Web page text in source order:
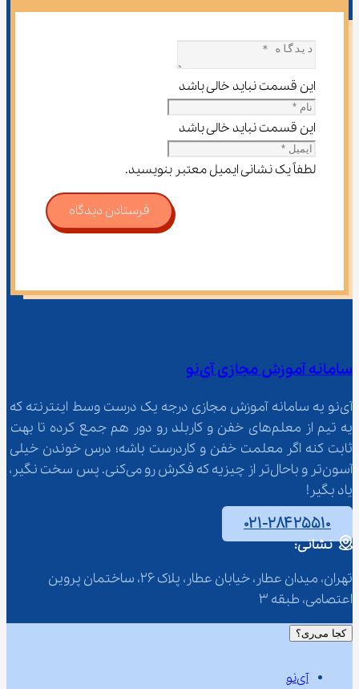
این قسمت نباید خالی باشد
این قسمت نباید خالی باشد
لطفاً یک نشانی ایمیل معتبر بنویسید.
فرستادن دیدگاه
سامانه آموزش مجازی آی‌نو
آی‌نو یه سامانه آموزش مجازی درجه یک درست وسط اینترنته که
یه تیم از معلم‌‌های خفن و کاربلد رو دور هم جمع کرده تا بهت
ثابت کنه اگر معلمت خفن و کاردرست باشه؛ درس خوندن خیلی
آسون‌تر و باحال‌تر از چیزیه که فکرش رو می‌کنی. پس سخت نگیر،
یاد بگیر!
۰۲۱-۲۸۴۲۵۵۱۰
نشانی:
تهران، میدان عطار، خیابان عطار، پلاک 26، ساختمان پروین
اعتصامی، طبقه 3
کجا می‌ری؟
آی‌نو